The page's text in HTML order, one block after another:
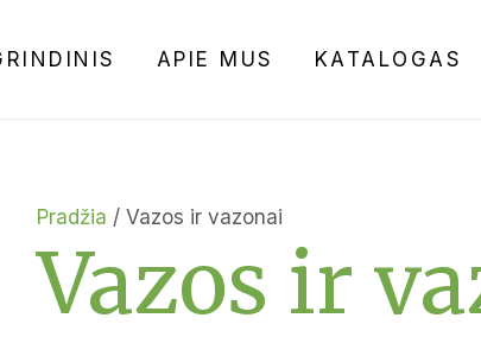
APIE MUS KATALOGAS
Pradžia / Vazos ir vazonai
Vazos ir